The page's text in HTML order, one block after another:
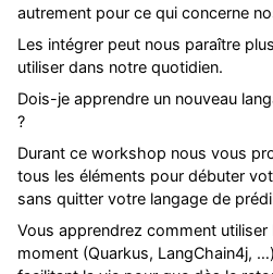
autrement pour ce qui concerne
Les intégrer peut nous paraître
utiliser dans notre quotidien.
Dois-je apprendre un nouveau
?
Durant ce workshop nous vous
tous les éléments pour débuter
sans quitter votre langage de
Vous apprendrez comment
moment (Quarkus, LangChain4j,